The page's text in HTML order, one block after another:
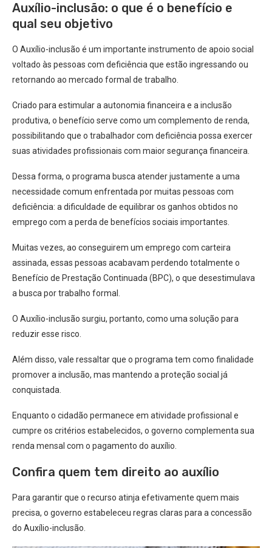
Auxílio-inclusão: o que é o benefício e
qual seu objetivo
O Auxílio-inclusão é um importante instrumento de apoio social
voltado às pessoas com deficiência que estão ingressando ou
retornando ao mercado formal de trabalho.
Criado para estimular a autonomia financeira e a inclusão
produtiva, o benefício serve como um complemento de renda,
possibilitando que o trabalhador com deficiência possa exercer
suas atividades profissionais com maior segurança financeira.
Dessa forma, o programa busca atender justamente a uma
necessidade comum enfrentada por muitas pessoas com
deficiência: a dificuldade de equilibrar os ganhos obtidos no
emprego com a perda de benefícios sociais importantes.
Muitas vezes, ao conseguirem um emprego com carteira
assinada, essas pessoas acabavam perdendo totalmente o
Benefício de Prestação Continuada (BPC), o que desestimulava
a busca por trabalho formal.
O Auxílio-inclusão surgiu, portanto, como uma solução para
reduzir esse risco.
Além disso, vale ressaltar que o programa tem como finalidade
promover a inclusão, mas mantendo a proteção social já
conquistada.
Enquanto o cidadão permanece em atividade profissional e
cumpre os critérios estabelecidos, o governo complementa sua
renda mensal com o pagamento do auxílio.
Confira quem tem direito ao auxílio
Para garantir que o recurso atinja efetivamente quem mais
precisa, o governo estabeleceu regras claras para a concessão
do Auxílio-inclusão.